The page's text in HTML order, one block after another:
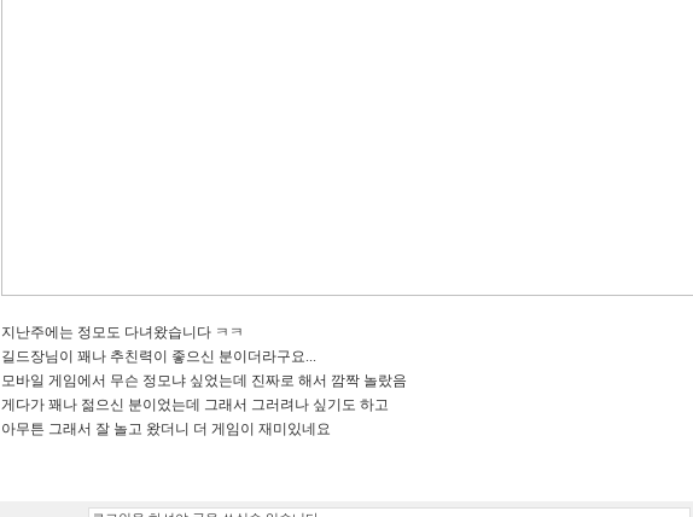
지난주에는 정모도 다녀왔습니다 ㅋㅋ
길드장님이 꽤나 추친력이 좋으신 분이더라구요...
모바일 게임에서 무슨 정모냐 싶었는데 진짜로 해서 깜짝 놀랐음
게다가 꽤나 젊으신 분이었는데 그래서 그러려나 싶기도 하고
아무튼 그래서 잘 놀고 왔더니 더 게임이 재미있네요